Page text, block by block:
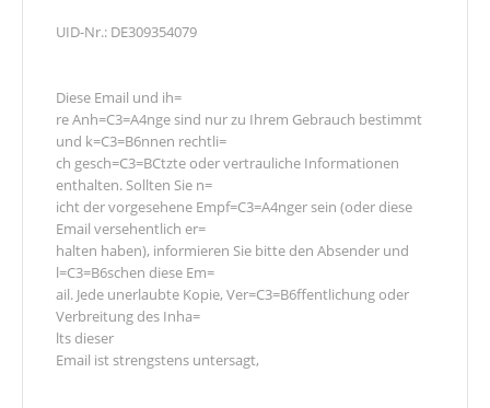
UID-Nr.: DE309354079
Diese Email und ih=
re Anh=C3=A4nge sind nur zu Ihrem Gebrauch bestimmt
und k=C3=B6nnen rechtli=
ch gesch=C3=BCtzte oder vertrauliche Informationen
enthalten. Sollten Sie n=
icht der vorgesehene Empf=C3=A4nger sein (oder diese
Email versehentlich er=
halten haben), informieren Sie bitte den Absender und
l=C3=B6schen diese Em=
ail. Jede unerlaubte Kopie, Ver=C3=B6ffentlichung oder
Verbreitung des Inha=
lts dieser
Email ist strengstens untersagt,